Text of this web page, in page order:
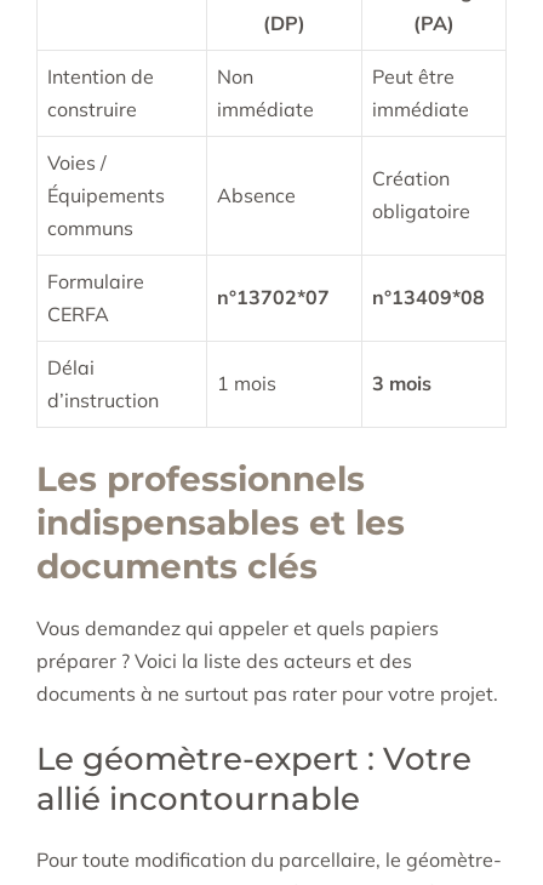
(DP)
(PA)
Intention de
construire
Non
immédiate
Peut être
immédiate
Voies /
Équipements
communs
Absence
Création
obligatoire
Formulaire
CERFA
n°13702*07 n°13409*08
Délai
d’instruction
1 mois 3 mois
Les professionnels
indispensables et les
documents clés
Vous demandez qui appeler et quels papiers
préparer ? Voici la liste des acteurs et des
documents à ne surtout pas rater pour votre projet.
Le géomètre-expert : Votre
allié incontournable
Pour toute modification du parcellaire, le géomètre-